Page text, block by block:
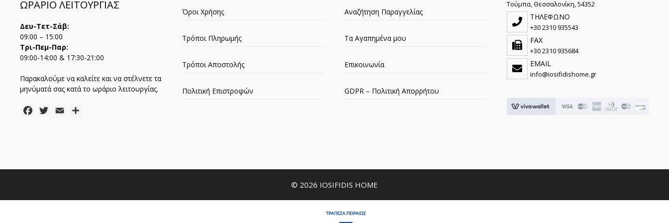
ΩΡΑΡΙΟ ΛΕΙΤΟΥΡΓΙΑΣ
Δευ-Τετ-Σάβ:
09:00 – 15:00
Τρι-Πεμ-Παρ:
09:00-14:00 & 17:30-21:00
Παρακαλούμε να καλείτε και να στέλνετε τα
μηνύματά σας κατά το ωράριο λειτουργίας.
FacebookTwitter
Email
Όροι Χρήσης
Τρόποι Πληρωμής
Τρόποι Αποστολής
Πολιτική Επιστροφών
Αναζήτηση Παραγγελίας
Τα Αγαπημένα μου
Επικοινωνία
GDPR – Πολιτική Απορρήτου
Τούμπα, Θεσσαλονίκη, 54352
ΤΗΛΕΦΩΝΟ
+30 2310 935543
FAX
+30 2310 935684
EMAIL
info@iosifidishome.gr
© 2026 IOSIFIDIS HOME